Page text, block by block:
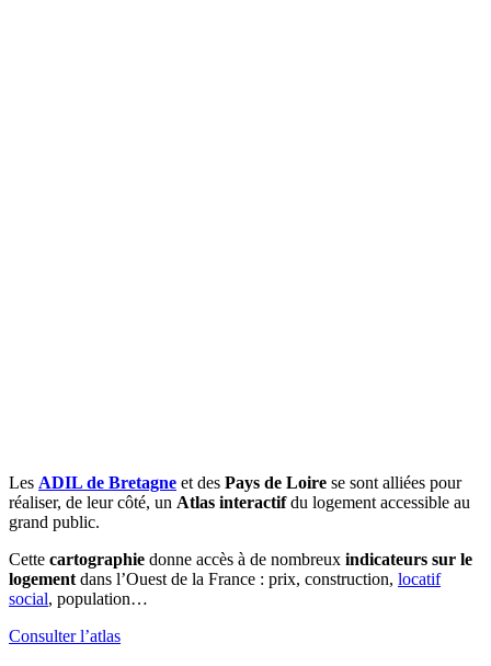
Les ADIL de Bretagne et des Pays de Loire se sont alliées pour
réaliser, de leur côté, un Atlas interactifdu logement accessible au
grand public.
Cette cartographie donne accès à de nombreux indicateurs sur le
logement dans l’Ouest de la France : prix, construction, locatif
social, population…
Consulter l’atlas